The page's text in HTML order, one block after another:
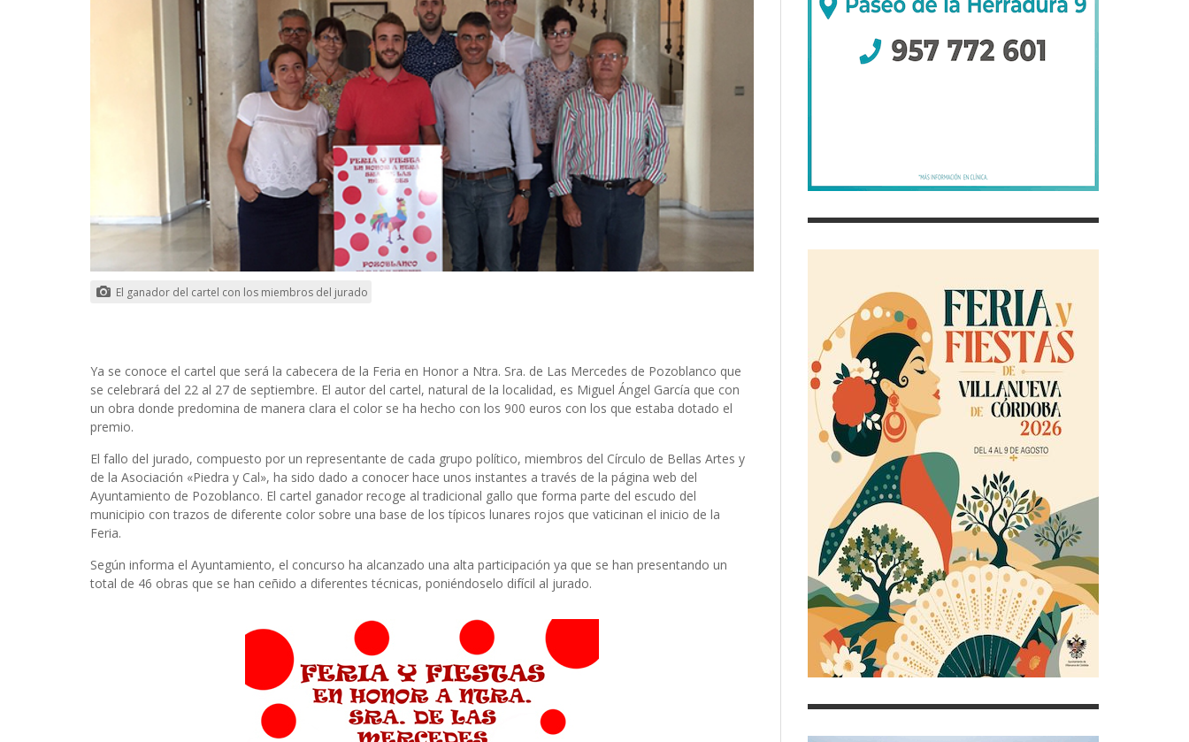
El ganador del cartel con los miembros del jurado
Ya se conoce el cartel que será la cabecera de la Feria en Honor a Ntra. Sra. de Las Mercedes de Pozoblanco que
se celebrará del 22 al 27 de septiembre. El autor del cartel, natural de la localidad, es Miguel Ángel García que con
un obra donde predomina de manera clara el color se ha hecho con los 900 euros con los que estaba dotado el
premio.
El fallo del jurado, compuesto por un representante de cada grupo político, miembros del Círculo de Bellas Artes y
de la Asociación «Piedra y Cal», ha sido dado a conocer hace unos instantes a través de la página web del
Ayuntamiento de Pozoblanco. El cartel ganador recoge al tradicional gallo que forma parte del escudo del
municipio con trazos de diferente color sobre una base de los típicos lunares rojos que vaticinan el inicio de la
Feria.
Según informa el Ayuntamiento, el concurso ha alcanzado una alta participación ya que se han presentando un
total de 46 obras que se han ceñido a diferentes técnicas, poniéndoselo difícil al jurado.